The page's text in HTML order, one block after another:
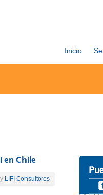
Inicio
en Chile
LIFI Consultores